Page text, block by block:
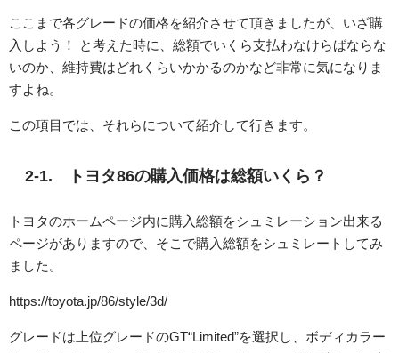
ここまで各グレードの価格を紹介させて頂きましたが、いざ購
入しよう！ と考えた時に、総額でいくら支払わなけらばならな
いのか、維持費はどれくらいかかるのかなど非常に気になりま
すよね。
この項目では、それらについて紹介して行きます。
2-1. トヨタ86の購入価格は総額いくら？
トヨタのホームページ内に購入総額をシュミレーション出来る
ページがありますので、そこで購入総額をシュミレートしてみ
ました。
https://toyota.jp/86/style/3d/
グレードは上位グレードのGT“Limited”を選択し、ボディカラー